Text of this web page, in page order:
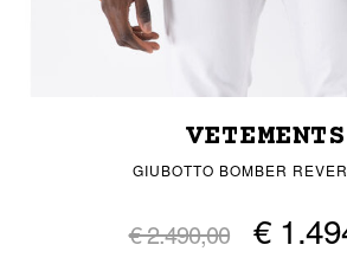
VETEMENTS
GIUBOTTO BOMBER
€ 2.490,00 €